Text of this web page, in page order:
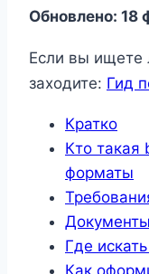
Обновлено: 18
Если вы ищете
заходите: Гид
Кратко
Кто такая
форматы
Где